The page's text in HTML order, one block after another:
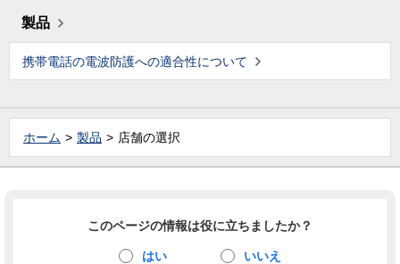
製品
携帯電話の電波防護への適合性について
ホーム 製品 店舗の選択
このページの情報は役に立ちましたか？
はい いいえ